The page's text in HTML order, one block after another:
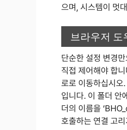
으며, 시스템이 멋
브라우저 도
단순한 설정 변경
직접 제어해야 합
로로 이동하십시오
입니다. 이 폴더 안
더의 이름을
호출하는 연결 고